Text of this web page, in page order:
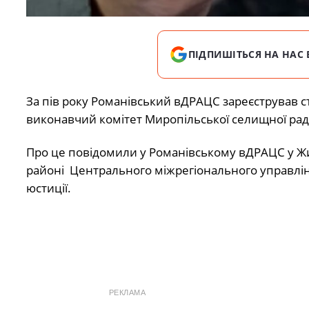
ПІДПИШІТЬСЯ НА НАС В
За пів року Романівський вДРАЦС зареєстрував
виконавчий комітет Миропільської селищної
Про це повідомили у Романівському вДРАЦС у
районі Центрального міжрегіонального
юстиції.
РЕКЛАМА